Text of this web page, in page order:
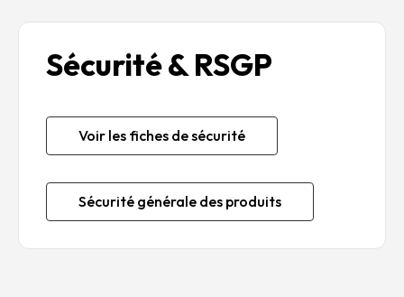
Sécurité & RSGP
Voir les fiches de sécurité
Sécurité générale des produits